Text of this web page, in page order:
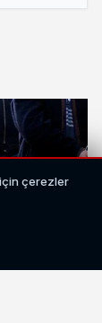
için çerezler